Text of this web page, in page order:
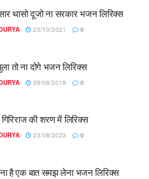
थासो दूजो ना सरकार भजन लिरिक्स
23/10/2021 0
तो ना दोगे भजन लिरिक्स
29/08/2018 0
की शरण में लिरिक्स
23/08/2023 0
है एक बात समझ लेना भजन लिरिक्स